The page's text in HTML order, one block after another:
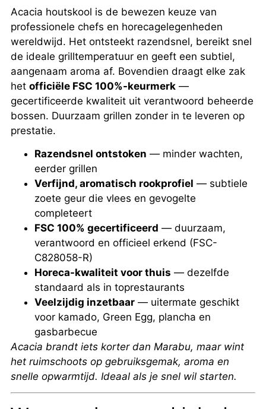
Acacia houtskool is de bewezen keuze van
professionele chefs en horecagelegenheden
wereldwijd. Het ontsteekt razendsnel, bereikt snel
de ideale grilltemperatuur en geeft een subtiel,
aangenaam aroma af. Bovendien draagt elke zak
het officiële FSC 100%-keurmerk—
gecertificeerde kwaliteit uit verantwoord beheerde
bossen. Duurzaam grillen zonder in te leveren op
prestatie.
Razendsnel ontstoken — minder wachten,
eerder grillen
Verfijnd, aromatisch rookprofiel — subtiele
zoete geur die vlees en gevogelte
completeert
FSC 100% gecertificeerd — duurzaam,
verantwoord en officieel erkend (FSC-
C828058-R)
Horeca-kwaliteit voor thuis — dezelfde
standaard als in toprestaurants
Veelzijdig inzetbaar— uitermate geschikt
voor kamado, Green Egg, plancha en
gasbarbecue
Acacia brandt iets korter dan Marabu, maar wint
het ruimschoots op gebruiksgemak, aroma en
snelle opwarmtijd. Ideaal als je snel wil starten.